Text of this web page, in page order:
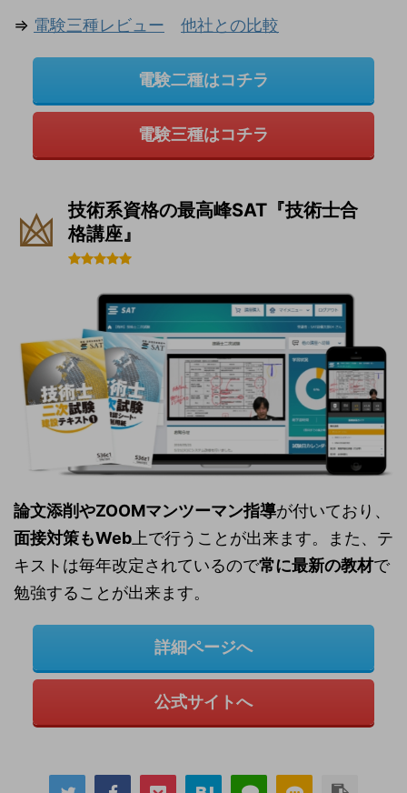
⇒ 電験三種レビュー 他社との比較
電験二種はコチラ
電験三種はコチラ
技術系資格の最高峰SAT『技術士合
格講座』
論文添削やZOOMマンツーマン指導が付いており、
面接対策もWeb 上で行うことが出来ます。また、テ
キストは毎年改定されているので常に最新の教材で
勉強することが出来ます。
詳細ページへ
公式サイトへ